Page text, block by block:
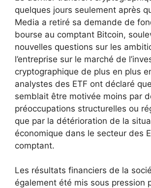
quelques jours seulement après
Media a retiré sa demande de
bourse au comptant Bitcoin,
nouvelles questions sur les
l’entreprise sur le marché de
cryptographique de plus en plus
analystes des ETF ont déclaré
semblait être motivée moins par
préoccupations structurelles ou
que par la détérioration de la
économique dans le secteur des
comptant.
Les résultats financiers de la
également été mis sous pression